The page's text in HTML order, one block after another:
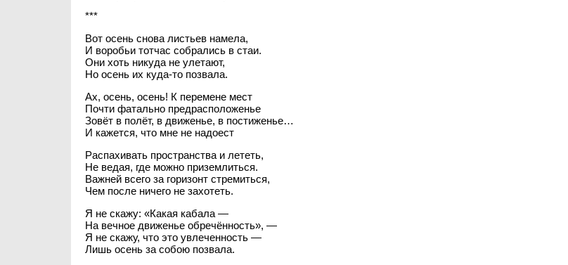
***
Вот осень снова листьев намела,
И воробьи тотчас собрались в стаи.
Они хоть никуда не улетают,
Но осень их куда-то позвала.
Ах, осень, осень! К перемене мест
Почти фатально предрасположенье
Зовëт в полёт, в движенье, в постиженье…
И кажется, что мне не надоест
Распахивать пространства и лететь,
Не ведая, где можно приземлиться.
Важней всего за горизонт стремиться,
Чем после ничего не захотеть.
Я не скажу: «Какая кабала —
На вечное движенье обречённость», —
Я не скажу, что это увлеченность —
Лишь осень за собою позвала.